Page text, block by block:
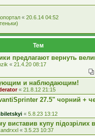
« 20.6.14 04:52
Тем
предлагают вернуть
« 21.4.20 08:17
и наблюдающим!
« 21.8.12 21:15
27.5" чорний +
« 5.8.23 13:12
купу підозрілих
« 3.5.23 10:37